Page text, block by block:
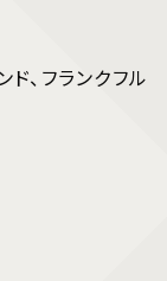
、フランクフル